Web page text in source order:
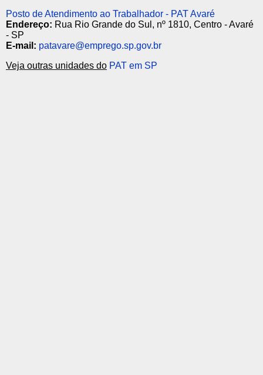
Posto de Atendimento ao Trabalhador - PAT Avaré
Endereço: Rua Rio Grande do Sul, nº 1810, Centro - Avaré
- SP
E-mail: patavare@emprego.sp.gov.br
Veja outras unidades do PAT em SP